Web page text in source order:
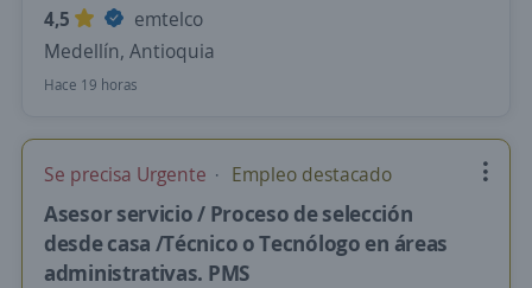
4,5
emtelco
Medellín, Antioquia
Hace 19 horas
Se precisa Urgente Empleo destacado
Asesor servicio / Proceso de selección
desde casa /Técnico o Tecnólogo en áreas
administrativas. PMS